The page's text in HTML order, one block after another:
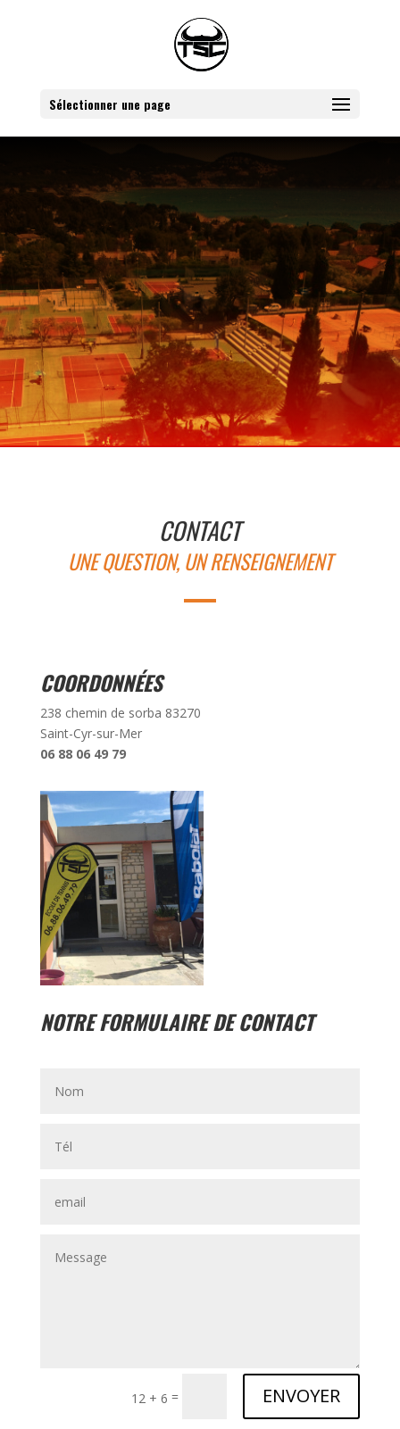
Sélectionner une page
CONTACT
UNE QUESTION, UN RENSEIGNEMENT
COORDONNÉES
238 chemin de sorba 83270
Saint-Cyr-sur-Mer
06 88 06 49 79
NOTRE FORMULAIRE DE CONTACT
12 + 6 = ENVOYER